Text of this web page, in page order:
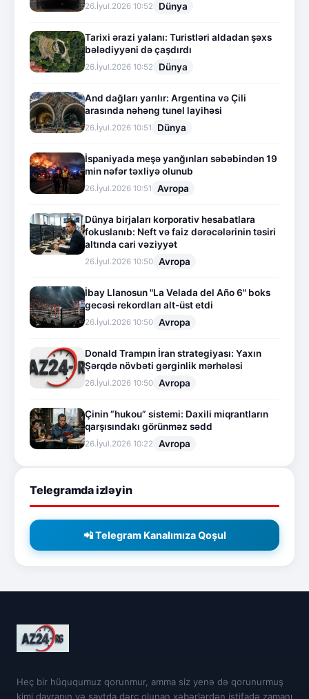
26.İyul.2026 10:52 Dünya
Tarixi ərazi yalanı: Turistləri aldadan şəxs
bələdiyyəni də çaşdırdı
26.İyul.2026 10:52 Dünya
And dağları yarılır: Argentina və Çili
arasında nəhəng tunel layihəsi
26.İyul.2026 10:51 Dünya
İspaniyada meşə yanğınları səbəbindən 19
min nəfər təxliyə olunub
26.İyul.2026 10:51 Avropa
Dünya birjaları korporativ hesabatlara
fokuslanıb: Neft və faiz dərəcələrinin təsiri
altında cari vəziyyət
26.İyul.2026 10:50 Avropa
İbay Llanosun "La Velada del Año 6" boks
gecəsi rekordları alt-üst etdi
26.İyul.2026 10:50 Avropa
Donald Trampın İran strategiyası: Yaxın
Şərqdə növbəti gərginlik mərhələsi
26.İyul.2026 10:50 Avropa
Çinin “hukou” sistemi: Daxili miqrantların
qarşısındakı görünməz sədd
26.İyul.2026 10:22 Avropa
Telegramda izləyin
📲 Telegram Kanalımıza Qoşul
Heç bir hüququmuz qorunmur, amma siz yenə də qorunurmuş
kimi davranın və saytda dərc olunan xəbərlərdən istifadə zamanı